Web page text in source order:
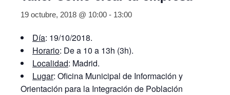
19 octubre, 2018 @ 10:00 - 13:00
Día: 19/10/2018.
Horario: De a 10 a 13h (3h).
Localidad: Madrid.
Lugar: Oficina Municipal de Información y
Orientación para la Integración de Población